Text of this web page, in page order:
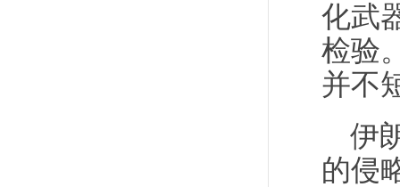
化武
检验
并不
伊
的侵